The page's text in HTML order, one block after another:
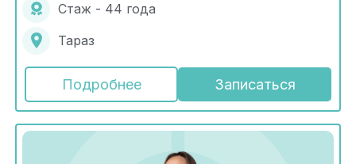
Стаж - 44 года
Тараз
Подробнее Записаться